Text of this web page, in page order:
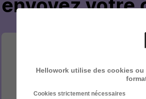
envoyez votre
Hellowork utilise des cookies ou
Cookies strictement nécessaires